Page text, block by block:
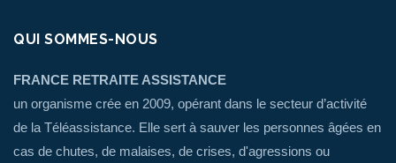
QUI SOMMES-NOUS
FRANCE RETRAITE ASSISTANCE
un organisme crée en 2009, opérant dans le secteur d’activité
de la Téléassistance. Elle sert à sauver les personnes âgées en
cas de chutes, de malaises, de crises, d'agressions ou